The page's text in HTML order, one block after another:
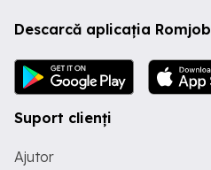
Descarcă aplicația Romjob
Suport clienți
Ajutor